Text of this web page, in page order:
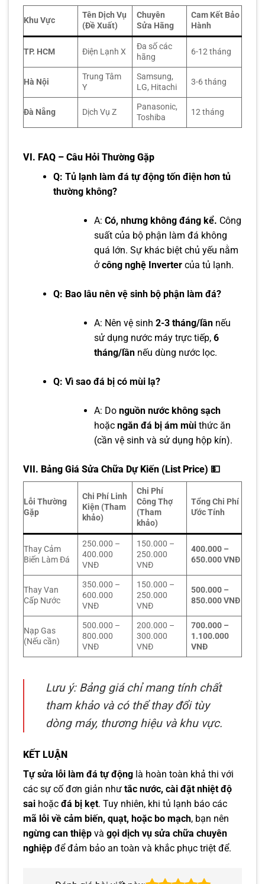
Khu Vực
Tên Dịch Vụ
(Đề Xuất)
Chuyên
Sửa Hãng
Cam Kết Bảo
Hành
TP. HCM Điện Lạnh X
Đa số các
hãng
6-12 tháng
Hà Nội
Trung Tâm
Y
Samsung,
LG, Hitachi
3-6 tháng
Đà Nẵng Dịch Vụ Z
Panasonic,
Toshiba
12 tháng
VI. FAQ – Câu Hỏi Thường Gặp
Q: Tủ lạnh làm đá tự động tốn điện hơn tủ
thường không?
A: Có, nhưng không đáng kể. Công
suất của bộ phận làm đá không
quá lớn. Sự khác biệt chủ yếu nằm
ởcông nghệ Invertercủa tủ lạnh.
Q: Bao lâu nên vệ sinh bộ phận làm đá?
A: Nên vệ sinh 2-3 tháng/lầnnếu
sử dụng nước máy trực tiếp, 6
tháng/lầnnếu dùng nước lọc.
Q: Vì sao đá bị có mùi lạ?
A: Do nguồn nước không sạch
hoặc ngăn đá bị ám mùithức ăn
(cần vệ sinh và sử dụng hộp kín).
VII. Bảng Giá Sửa Chữa Dự Kiến (List Price) 💵
Lỗi Thường
Gặp
Chi Phí Linh
Kiện (Tham
khảo)
Chi Phí
Công Thợ
(Tham
khảo)
Tổng Chi Phí
Ước Tính
Thay Cảm
Biến Làm Đá
250.000 –
400.000
VNĐ
150.000 –
250.000
VNĐ
400.000 –
650.000 VNĐ
Thay Van
Cấp Nước
350.000 –
600.000
VNĐ
150.000 –
250.000
VNĐ
500.000 –
850.000 VNĐ
Nạp Gas
(Nếu cần)
500.000 –
800.000
VNĐ
200.000 –
300.000
VNĐ
700.000 –
1.100.000
VNĐ
Lưu ý: Bảng giá chỉ mang tính chất
tham khảo và có thể thay đổi tùy
dòng máy, thương hiệu và khu vực.
KẾT LUẬN
Tự sửa lỗi làm đá tự động là hoàn toàn khả thi với
các sự cố đơn giản như tắc nước, cài đặt nhiệt độ
sai hoặc đá bị kẹt. Tuy nhiên, khi tủ lạnh báo các
mã lỗi về cảm biến, quạt, hoặc bo mạch, bạn nên
ngừng can thiệp và gọi dịch vụ sửa chữa chuyên
nghiệp để đảm bảo an toàn và khắc phục triệt để.